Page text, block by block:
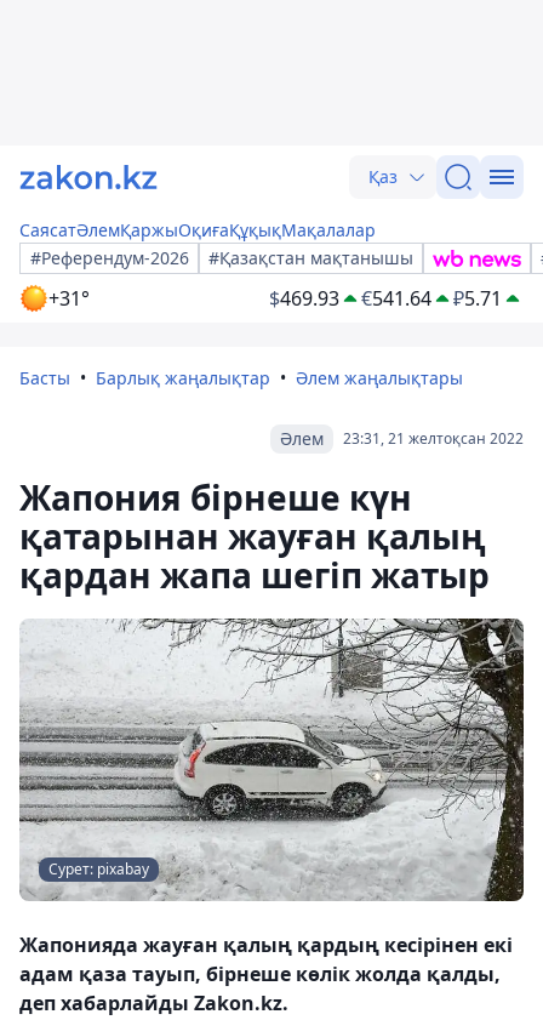
Қаз
СаясатӘлемҚаржыОқиғаҚұқықМақалалар
#Референдум-2026
#Қазақстан мақтанышы
+31° $469.93 €541.64 ₽5.71
Басты Барлық жаңалықтар Әлем жаңалықтары
23:31, 21 желтоқсан 2022
Әлем
Жапония бірнеше күн
қатарынан жауған қалың
қардан жапа шегіп жатыр
Сурет: pixabay
Жапонияда жауған қалың қардың кесірінен екі
адам қаза тауып, бірнеше көлік жолда қалды,
деп хабарлайды Zakon.kz.